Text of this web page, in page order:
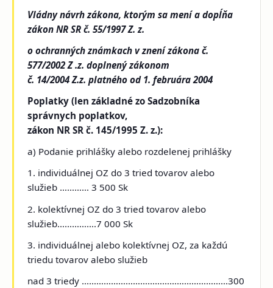
Vládny návrh zákona, ktorým sa mení a dopĺňa
zákon NR SR č. 55/1997 Z. z.
o ochranných známkach v znení zákona č.
577/2002 Z .z. doplnený zákonom
č. 14/2004 Z.z. platného od 1. februára 2004
Poplatky (len základné zo Sadzobníka
správnych poplatkov,
zákon NR SR č. 145/1995 Z. z.):
a) Podanie prihlášky alebo rozdelenej prihlášky
1. individuálnej OZ do 3 tried tovarov alebo
služieb ………… 3 500 Sk
2. kolektívnej OZ do 3 tried tovarov alebo
služieb…………….7 000 Sk
3. individuálnej alebo kolektívnej OZ, za každú
triedu tovarov alebo služieb
nad 3 triedy ……………………………………………………300